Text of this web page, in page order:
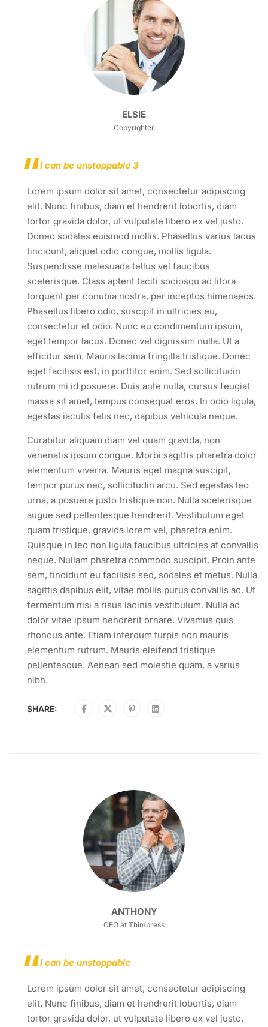
ELSIE
Copyrighter
I can be unstoppable 3
Lorem ipsum dolor sit amet, consectetur adipiscing
elit. Nunc finibus, diam et hendrerit lobortis, diam
tortor gravida dolor, ut vulputate libero ex vel justo.
Donec sodales euismod mollis. Phasellus varius lacus
tincidunt, aliquet odio congue, mollis ligula.
Suspendisse malesuada tellus vel faucibus
scelerisque. Class aptent taciti sociosqu ad litora
torquent per conubia nostra, per inceptos himenaeos.
Phasellus libero odio, suscipit in ultricies eu,
consectetur et odio. Nunc eu condimentum ipsum,
eget tempor lacus. Donec vel dignissim nulla. Ut a
efficitur sem. Mauris lacinia fringilla tristique. Donec
eget facilisis est, in porttitor enim. Sed sollicitudin
rutrum mi id posuere. Duis ante nulla, cursus feugiat
massa sit amet, tempus consequat eros. In odio ligula,
egestas iaculis felis nec, dapibus vehicula neque.
Curabitur aliquam diam vel quam gravida, non
venenatis ipsum congue. Morbi sagittis pharetra dolor
elementum viverra. Mauris eget magna suscipit,
tempor purus nec, sollicitudin arcu. Sed egestas leo
urna, a posuere justo tristique non. Nulla scelerisque
augue sed pellentesque hendrerit. Vestibulum eget
quam tristique, gravida lorem vel, pharetra enim.
Quisque in leo non ligula faucibus ultricies at convallis
neque. Nullam pharetra commodo suscipit. Proin ante
sem, tincidunt eu facilisis sed, sodales et metus. Nulla
sagittis dapibus elit, vitae mollis purus convallis ac. Ut
fermentum nisi a risus lacinia vestibulum. Nulla ac
dolor vitae ipsum hendrerit ornare. Vivamus quis
rhoncus ante. Etiam interdum turpis non mauris
elementum rutrum. Mauris eleifend tristique
pellentesque. Aenean sed molestie quam, a varius
nibh.
SHARE:
ANTHONY
CEO at Thimpress
I can be unstoppable
Lorem ipsum dolor sit amet, consectetur adipiscing
elit. Nunc finibus, diam et hendrerit lobortis, diam
tortor gravida dolor, ut vulputate libero ex vel justo.